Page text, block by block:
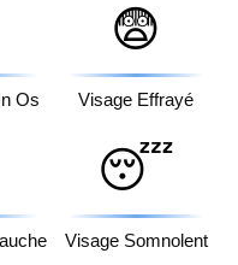
Os
😨
Visage Effrayé
😴
Visage Somnolent